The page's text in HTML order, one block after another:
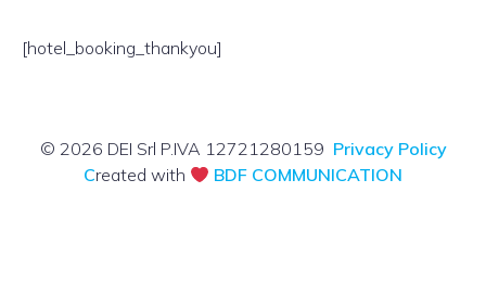
[hotel_booking_thankyou]
© 2026 DEI Srl P.IVA 12721280159 Privacy Policy
Created with BDF COMMUNICATION